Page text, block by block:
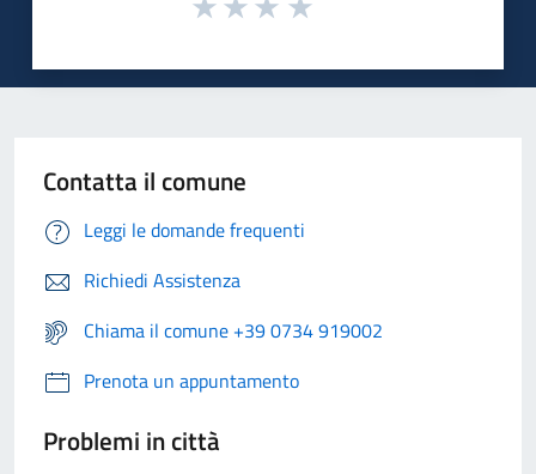
Contatta il comune
Leggi le domande frequenti
Richiedi Assistenza
Chiama il comune +39 0734 919002
Prenota un appuntamento
Problemi in città